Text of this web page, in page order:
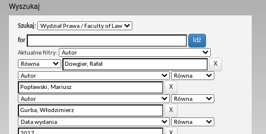
Wyszukaj
Szukaj:
for
Aktualne filtry: